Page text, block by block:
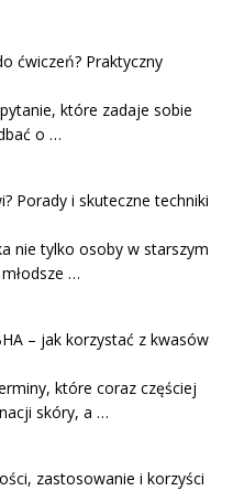
ćwiczeń? Praktyczny
które zadaje sobie
o …
Porady i skuteczne techniki
nie tylko osoby w starszym
…
– jak korzystać z kwasów
które coraz częściej
skóry, a …
zastosowanie i korzyści